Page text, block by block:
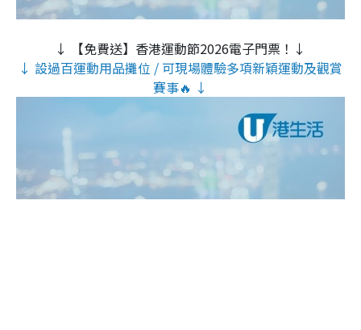
↓ 【免費送】香港運動節2026電子門票！↓
↓ 設過百運動用品攤位 / 可現場體驗多項新穎運動及觀賞
賽事🔥 ↓